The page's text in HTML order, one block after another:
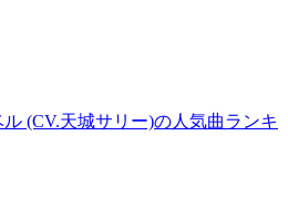
(CV.天城サリー)の人気曲ランキ